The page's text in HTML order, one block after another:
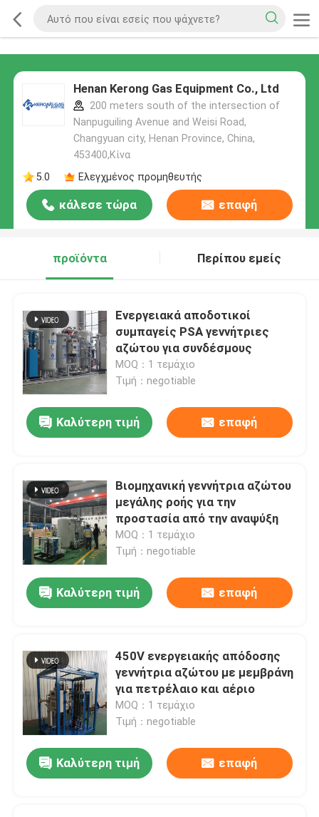
Henan Kerong Gas Equipment Co., Ltd
200 meters south of the intersection of
Nanpuguiling Avenue and Weisi Road,
Changyuan city, Henan Province, China,
453400,Κίνα
5.0
Ελεγχμένος προμηθευτής
κάλεσε τώρα επαφή
προϊόντα Περίπου εμείς
Ενεργειακά αποδοτικοί
συμπαγείς PSA γεννήτριες
αζώτου για συνδέσμους
MOQ：1 τεμάχιο
Τιμή：negotiable
Καλύτερη τιμή επαφή
Βιομηχανική γεννήτρια αζώτου
μεγάλης ροής για την
προστασία από την αναψύξη
MOQ：1 τεμάχιο
Τιμή：negotiable
Καλύτερη τιμή επαφή
450V ενεργειακής απόδοσης
γεννήτρια αζώτου με μεμβράνη
για πετρέλαιο και αέριο
MOQ：1 τεμάχιο
Τιμή：negotiable
Καλύτερη τιμή επαφή